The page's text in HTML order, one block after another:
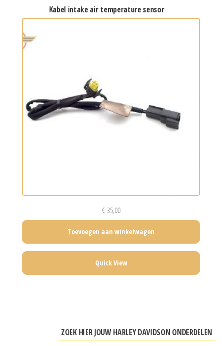
kabel intake air temperature sensor
€35,00
Toevoegen aan winkelwagen
Quick View
ZOEK HIER JOUW HARLEY DAVIDSON ONDERDELEN